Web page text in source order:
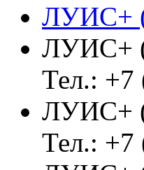
ЛУИС+
ЛУИС+
Тел.: +7
ЛУИС+
Тел.: +7